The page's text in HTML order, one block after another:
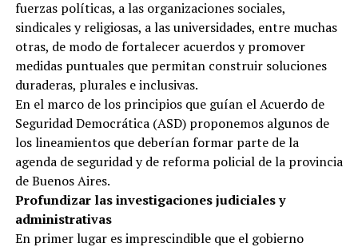
fuerzas políticas, a las organizaciones sociales,
sindicales y religiosas, a las universidades, entre muchas
otras, de modo de fortalecer acuerdos y promover
medidas puntuales que permitan construir soluciones
duraderas, plurales e inclusivas.
En el marco de los principios que guían el Acuerdo de
Seguridad Democrática (ASD) proponemos algunos de
los lineamientos que deberían formar parte de la
agenda de seguridad y de reforma policial de la provincia
de Buenos Aires.
Profundizar las investigaciones judiciales y
administrativas
En primer lugar es imprescindible que el gobierno